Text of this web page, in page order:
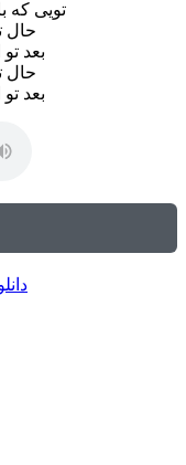
تویی که
حال
بعد
حال
بعد